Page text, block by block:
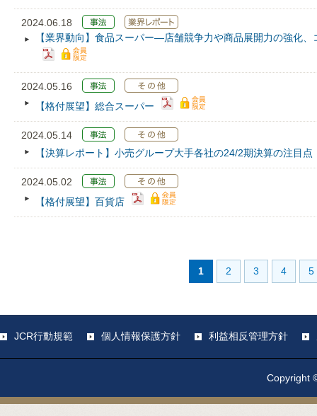
2024.06.18
【業界動向】食品スーパー—店舗競争力や商品展開力の強化
2024.05.16
【格付展望】総合スーパー
2024.05.14
【決算レポート】小売グループ大手各社の24/2期決算の注目点
2024.05.02
【格付展望】百貨店
1 2 3 4 5
JCR行動規範 個人情報保護方針 利益相反管理方針
Copyright